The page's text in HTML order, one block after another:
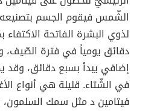
الشّمس فيقوم الجسم
لذوي البشرة الفاتحة
دقائق يومياً في فترة الصّيف،
إضافي يبدأ بسبع دقائق، وقد
في الشّتاء. قليلة هي أنواع
فيتامين د مثل سمك السلمون،